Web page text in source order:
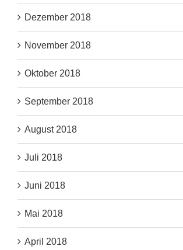
Dezember 2018
November 2018
Oktober 2018
September 2018
August 2018
Juli 2018
Juni 2018
Mai 2018
April 2018